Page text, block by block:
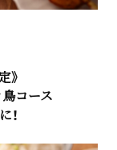
》
コース
！